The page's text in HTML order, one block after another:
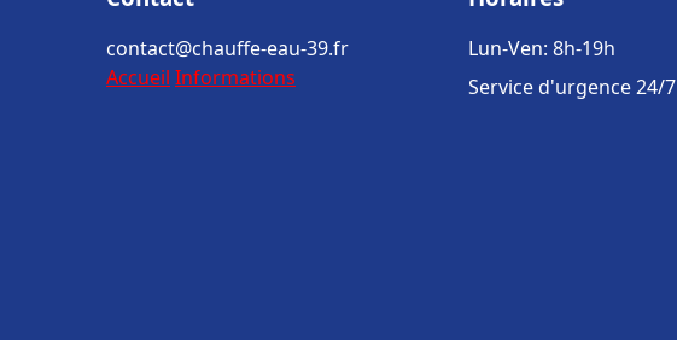
contact@chauffe-eau-39.fr
Accueil Informations
Lun-Ven: 8h-19h
Service d'urgence 24/7